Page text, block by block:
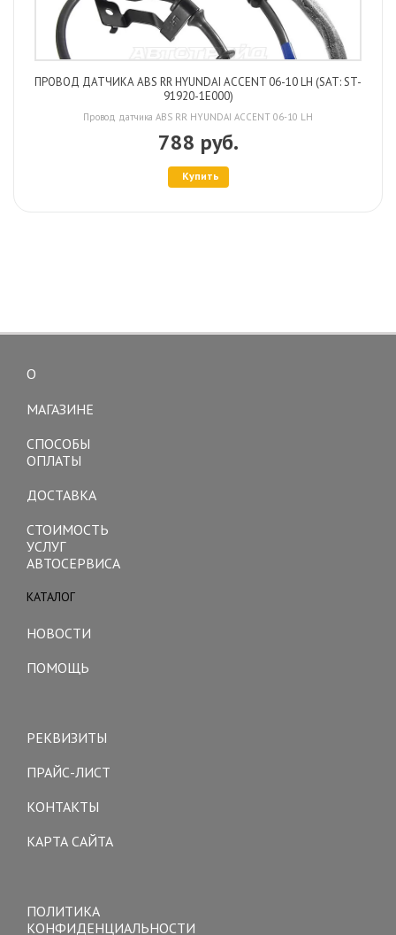
ПРОВОД ДАТЧИКА ABS RR HYUNDAI ACCENT 06-10 LH (SAT: ST-
91920-1E000)
Провод датчика ABS RR HYUNDAI ACCENT 06-10 LH
788 руб.
Купить
О
МАГАЗИНЕ
СПОСОБЫ
ОПЛАТЫ
ДОСТАВКА
СТОИМОСТЬ
УСЛУГ
АВТОСЕРВИСА
КАТАЛОГ
НОВОСТИ
ПОМОЩЬ
РЕКВИЗИТЫ
ПРАЙС-ЛИСТ
КОНТАКТЫ
КАРТА САЙТА
ПОЛИТИКА
КОНФИДЕНЦИАЛЬНОСТИ